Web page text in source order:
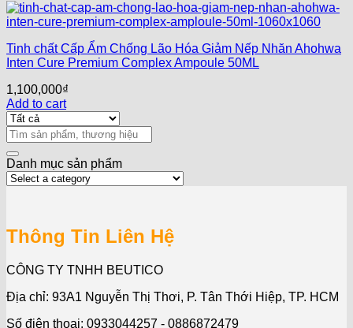
Tinh chất Cấp Ẩm Chống Lão Hóa Giảm Nếp Nhăn Ahohwa
Inten Cure Premium Complex Ampoule 50ML
1,100,000₫
Add to cart
Search
for:
Danh mục sản phẩm
Thông Tin Liên Hệ
CÔNG TY TNHH BEUTICO
Địa chỉ: 93A1 Nguyễn Thị Thơi, P. Tân Thới Hiệp, TP. HCM
Số điện thoại: 0933044257 - 0886872479